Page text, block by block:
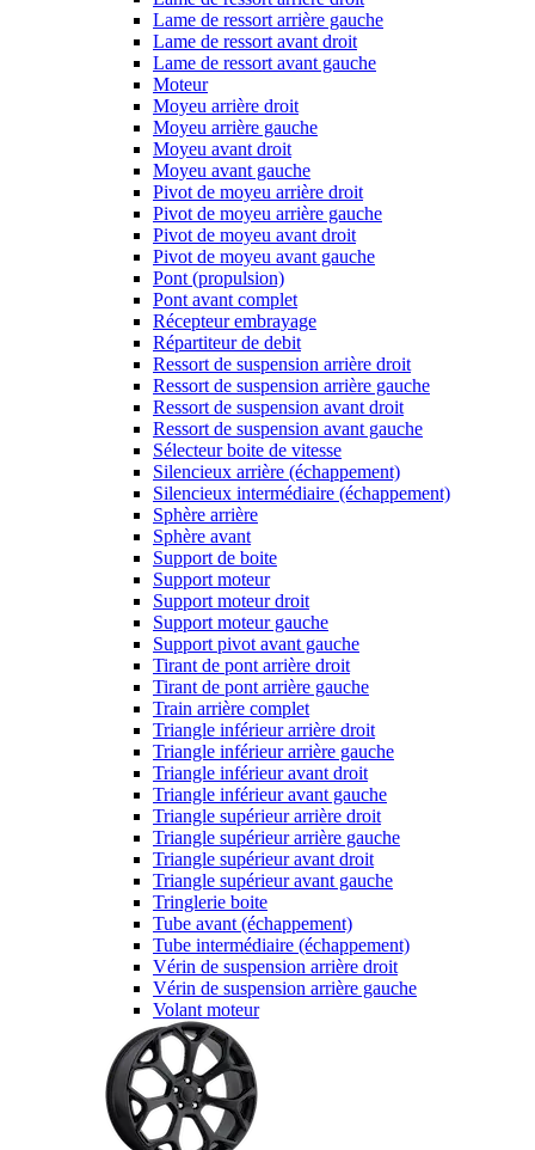
Lame de ressort arrière gauche
Lame de ressort avant droit
Lame de ressort avant gauche
Moteur
Moyeu arrière droit
Moyeu arrière gauche
Moyeu avant droit
Moyeu avant gauche
Pivot de moyeu arrière droit
Pivot de moyeu arrière gauche
Pivot de moyeu avant droit
Pivot de moyeu avant gauche
Pont (propulsion)
Pont avant complet
Récepteur embrayage
Répartiteur de debit
Ressort de suspension arrière droit
Ressort de suspension arrière gauche
Ressort de suspension avant droit
Ressort de suspension avant gauche
Sélecteur boite de vitesse
Silencieux arrière (échappement)
Silencieux intermédiaire (échappement)
Sphère arrière
Sphère avant
Support de boite
Support moteur
Support moteur droit
Support moteur gauche
Support pivot avant gauche
Tirant de pont arrière droit
Tirant de pont arrière gauche
Train arrière complet
Triangle inférieur arrière droit
Triangle inférieur arrière gauche
Triangle inférieur avant droit
Triangle inférieur avant gauche
Triangle supérieur arrière droit
Triangle supérieur arrière gauche
Triangle supérieur avant droit
Triangle supérieur avant gauche
Tringlerie boite
Tube avant (échappement)
Tube intermédiaire (échappement)
Vérin de suspension arrière droit
Vérin de suspension arrière gauche
Volant moteur